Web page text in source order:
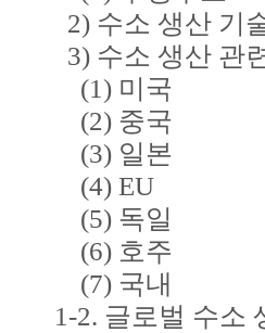
2) 수소 생산 기
3) 수소 생산 관
(1) 미국
(2) 중국
(3) 일본
(4) EU
(5) 독일
(6) 호주
(7) 국내
1-2. 글로벌 수소